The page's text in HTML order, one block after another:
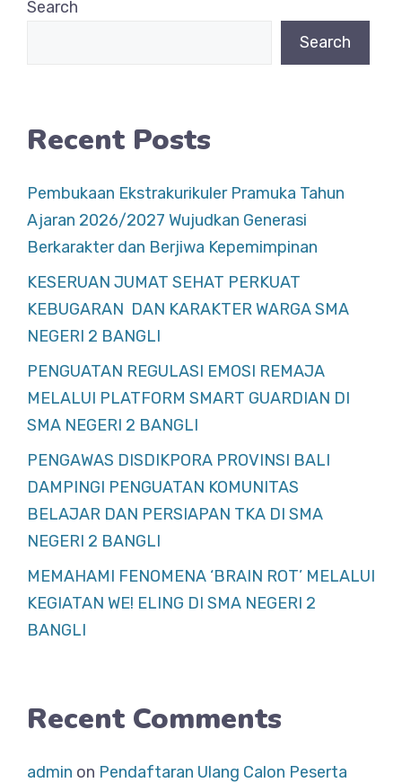
o
Search
Search
Recent Posts
Pembukaan Ekstrakurikuler Pramuka Tahun
Ajaran 2026/2027 Wujudkan Generasi
Berkarakter dan Berjiwa Kepemimpinan
KESERUAN JUMAT SEHAT PERKUAT
KEBUGARAN DAN KARAKTER WARGA SMA
NEGERI 2 BANGLI
PENGUATAN REGULASI EMOSI REMAJA
MELALUI PLATFORM SMART GUARDIAN DI
SMA NEGERI 2 BANGLI
PENGAWAS DISDIKPORA PROVINSI BALI
DAMPINGI PENGUATAN KOMUNITAS
BELAJAR DAN PERSIAPAN TKA DI SMA
NEGERI 2 BANGLI
MEMAHAMI FENOMENA ‘BRAIN ROT’ MELALUI
KEGIATAN WE! ELING DI SMA NEGERI 2
BANGLI
Recent Comments
admin on Pendaftaran Ulang Calon Peserta